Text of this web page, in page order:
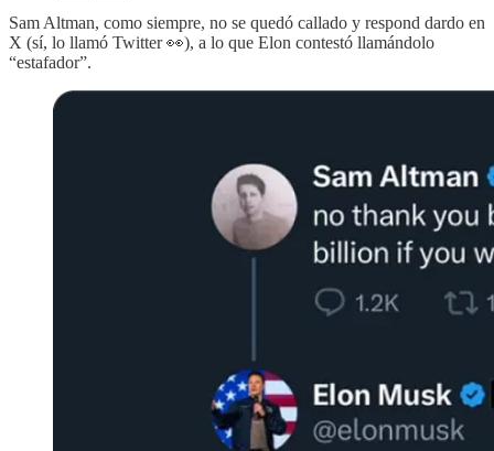
Sam Altman, como siempre, no se quedó callado y respond dardo en
X (sí, lo llamó Twitter 👀), a lo que Elon contestó llamándolo
“estafador”.